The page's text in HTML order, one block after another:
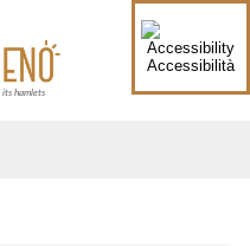
Accessibilità
its hamlets